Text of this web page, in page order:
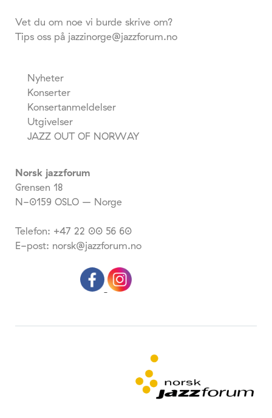
Vet du om noe vi burde skrive om?
Tips oss på jazzinorge@jazzforum.no
Nyheter
Konserter
Konsertanmeldelser
Utgivelser
JAZZ OUT OF NORWAY
Norsk jazzforum
Grensen 18
N-0159 OSLO – Norge
Telefon: +47 22 00 56 60
E-post: norsk@jazzforum.no